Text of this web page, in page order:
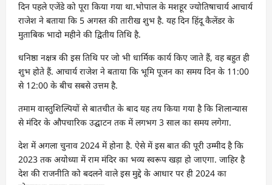
दिन पहले एजेंडे को पूरा किया गया था.भोपाल के मशहूर ज्योतिषाचार्य आचार्य
राजेश ने बताया कि 5 अगस्त की तारीख शुभ है. यह दिन हिंदू कैलेंडर के
मुताबिक भादो महीने की द्वितीय तिथि है.
धनिष्ठा नक्षत्र की इस तिथि पर जो भी धार्मिक कार्य किए जाते हैं, वह बहुत ही
शुभ होते हैं. आचार्य राजेश ने बताया कि भूमि पूजन का समय दिन के 11:00
से 12:00 के बीच सबसे उत्तम है.
तमाम वास्तुशिल्पियों से बातचीत के बाद यह तय किया गया है कि शिलान्यास
से मंदिर के औपचारिक उद्घाटन तक में लगभग 3 साल का समय लगेगा.
देश में अगला चुनाव 2024 में होना है. ऐसे में इस बात की पूरी उम्मीद है कि
2023 तक अयोध्या में राम मंदिर का भव्य स्वरूप खड़ा हो जाएगा. जाहिर है
देश की राजनीति को बदलने वाले इस मुद्दे के आधार पर ही 2024 का